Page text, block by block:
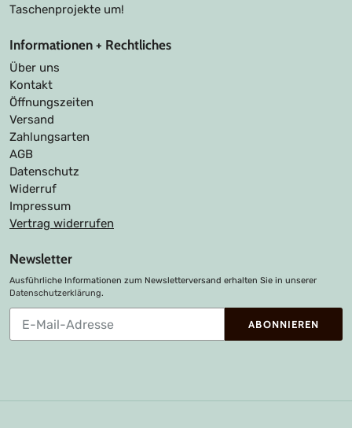
Taschenprojekte um!
Informationen + Rechtliches
Über uns
Kontakt
Öffnungszeiten
Versand
Zahlungsarten
AGB
Datenschutz
Widerruf
Impressum
Vertrag widerrufen
Newsletter
Ausführliche Informationen zum Newsletterversand erhalten Sie in unserer
Datenschutzerklärung.
unsere
ABONNIEREN